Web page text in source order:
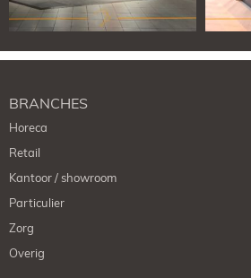
BRANCHES
Horeca
Retail
Kantoor / showroom
Particulier
Zorg
Overig